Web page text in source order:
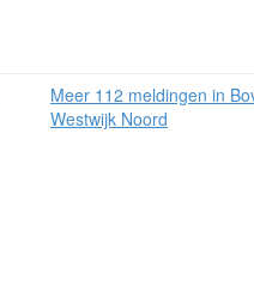
Meer 112 meldingen in
Westwijk Noord